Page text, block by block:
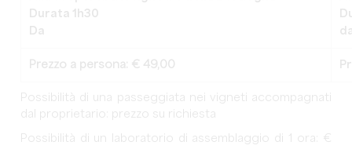
Durata 1h30
Da
Prezzo a persona: € 49,00
Possibilità di una passeggiata nei vigneti accompagnati
dal proprietario: prezzo su richiesta
Possibilità di un laboratorio di assemblaggio di 1 ora: €